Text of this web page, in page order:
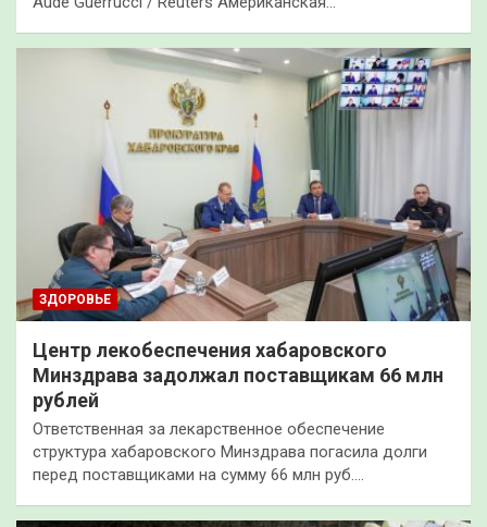
ЗДОРОВЬЕ
Центр лекобеспечения хабаровского
Минздрава задолжал поставщикам 66 млн
рублей
Ответственная за лекарственное обеспечение
структура хабаровского Минздрава погасила долги
перед поставщиками на сумму 66 млн руб.…